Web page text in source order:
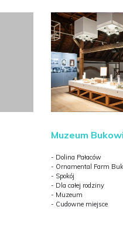
Muzeum
- Dolina Pałaców
- Ornamental Farm
- Spokój
- Dla całej rodziny
- Muzeum
- Cudowne miejsce